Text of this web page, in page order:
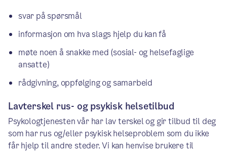
svar på spørsmål
informasjon om hva slags hjelp du kan få
møte noen å snakke med (sosial- og helsefaglige
ansatte)
rådgivning, oppfølging og samarbeid
Lavterskel rus- og psykisk helsetilbud
Psykologtjenesten vår har lav terskel og gir tilbud til deg
som har rus og/eller psykisk helseproblem som du ikke
får hjelp til andre steder. Vi kan henvise brukere til